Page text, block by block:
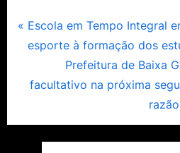
Navegação
Post
P
r
v
o
Escola em Tempo Integral
esporte à formação dos
N
e
t
P
Prefeitura de Baixa
facultativo na próxima